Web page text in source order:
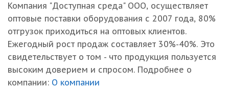
Компания "Доступная среда" ООО, осуществляет
оптовые поставки оборудования с 2007 года, 80%
отгрузок приходиться на оптовых клиентов.
Ежегодный рост продаж составляет 30%-40%. Это
свидетельствует о том - что продукция пользуется
высоким доверием и спросом. Подробнее о
компании: О компании